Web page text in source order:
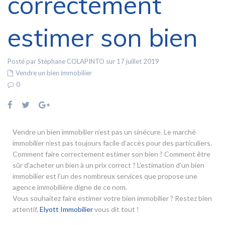
estimer son bien
Posté par Stéphane COLAPINTO sur 17 juillet 2019
Vendre un bien immobilier
0
Vendre un bien immobilier n’est pas un sinécure. Le marché
immobilier n’est pas toujours facile d’accès pour des particuliers.
Comment faire correctement estimer son bien ? Comment être
sûr d’acheter un bien à un prix correct ? L’estimation d’un bien
immobilier est l’un des nombreux services que propose une
agence immobilière digne de ce nom.
Vous souhaitez faire estimer votre bien immobilier ? Restez bien
attentif, Elyott Immobiliervous dit tout !